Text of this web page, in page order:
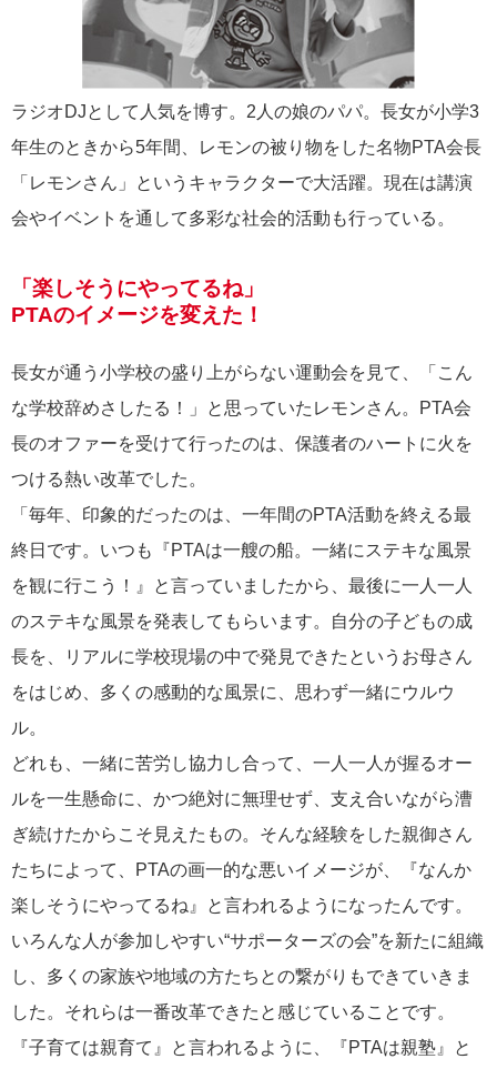
ラジオDJとして人気を博す。2人の娘のパパ。長女が小学3
年生のときから5年間、レモンの被り物をした名物PTA会長
「レモンさん」というキャラクターで大活躍。現在は講演
会やイベントを通して多彩な社会的活動も行っている。
「楽しそうにやってるね」
PTAのイメージを変えた！
長女が通う小学校の盛り上がらない運動会を見て、「こん
な学校辞めさしたる！」と思っていたレモンさん。PTA会
長のオファーを受けて行ったのは、保護者のハートに火を
つける熱い改革でした。
「毎年、印象的だったのは、一年間のPTA活動を終える最
終日です。いつも『PTAは一艘の船。一緒にステキな風景
を観に行こう！』と言っていましたから、最後に一人一人
のステキな風景を発表してもらいます。自分の子どもの成
長を、リアルに学校現場の中で発見できたというお母さん
をはじめ、多くの感動的な風景に、思わず一緒にウルウ
ル。
どれも、一緒に苦労し協力し合って、一人一人が握るオー
ルを一生懸命に、かつ絶対に無理せず、支え合いながら漕
ぎ続けたからこそ見えたもの。そんな経験をした親御さん
たちによって、PTAの画一的な悪いイメージが、『なんか
楽しそうにやってるね』と言われるようになったんです。
いろんな人が参加しやすい“サポーターズの会”を新たに組織
し、多くの家族や地域の方たちとの繋がりもできていきま
した。それらは一番改革できたと感じていることです。
『子育ては親育て』と言われるように、『PTAは親塾』と